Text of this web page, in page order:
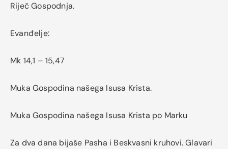
Riječ Gospodnja.
Evanđelje:
Mk 14,1 – 15,47
Muka Gospodina našega Isusa Krista.
Muka Gospodina našega Isusa Krista po Marku
Za dva dana bijaše Pasha i Beskvasni kruhovi. Glavari